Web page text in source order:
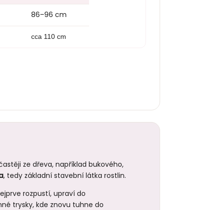
86–96 cm
cca 110 cm
ze dřeva, například bukového,
, tedy základní stavební látka rostlin.
rozpustí, upraví do
trysky, kde znovu tuhne do